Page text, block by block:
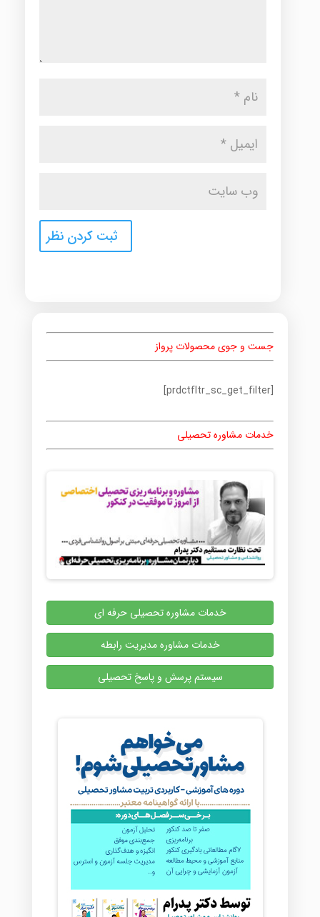
جست و جوی محصولات پرواز
[prdctfltr_sc_get_filter]
خدمات مشاوره تحصیلی
خدمات مشاوره تحصیلی حرفه ای
خدمات مشاوره مدیریت رابطه
سیستم پرسش و پاسخ تحصیلی